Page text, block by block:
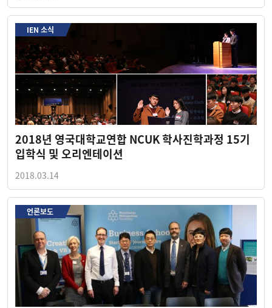
IEN 소식
2018년 영국대학교연합 NCUK 학사진학과정 15기
입학식 및 오리엔테이션
2018.03.14
언론보도